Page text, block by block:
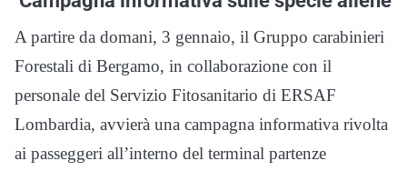
A partire da domani, 3 gennaio, il Gruppo carabinieri
Forestali di Bergamo, in collaborazione con il
personale del Servizio Fitosanitario di ERSAF
Lombardia, avvierà una campagna informativa rivolta
ai passeggeri all’interno del terminal partenze